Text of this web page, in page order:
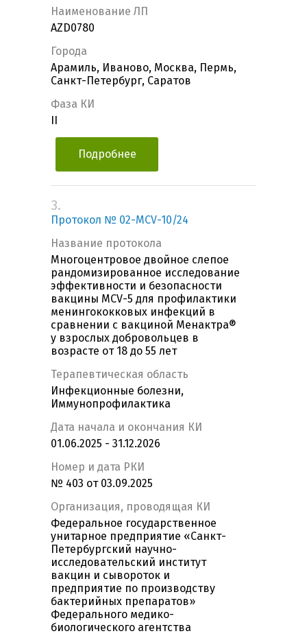
Наименование ЛП
AZD0780
Города
Арамиль, Иваново, Москва, Пермь,
Санкт-Петербург, Саратов
Фаза КИ
Подробнее
3.
Протокол № 02-MCV-10/24
Название протокола
Многоцентровое двойное слепое
рандомизированное исследование
эффективности и безопасности
вакцины MCV-5 для профилактики
менингококковых инфекций в
сравнении с вакциной Менактра®
у взрослых добровольцев в
возрасте от 18 до 55 лет
Терапевтическая область
Инфекционные болезни,
Иммунопрофилактика
Дата начала и окончания КИ
01.06.2025 - 31.12.2026
Номер и дата РКИ
№ 403 от 03.09.2025
Организация, проводящая КИ
Федеральное государственное
унитарное предприятие «Санкт-
Петербургский научно-
исследовательский институт
вакцин и сывороток и
предприятие по производству
бактерийных препаратов»
Федерального медико-
биологического агентства